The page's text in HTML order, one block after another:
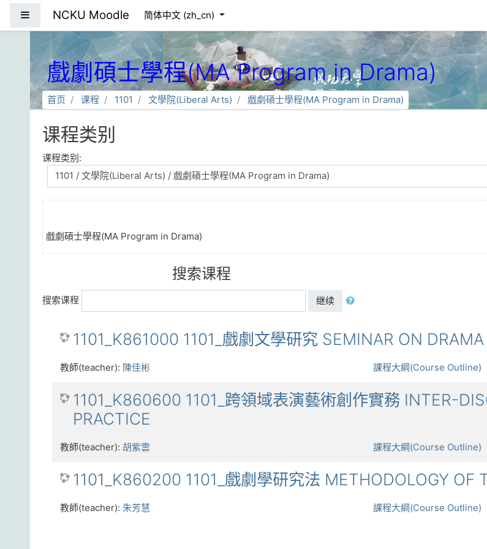
停靠面板NCKU Moodle 简体中文 ‎(zh_cn)‎
戲劇碩士學程(MA Program in Drama)
首页 课程 1101 文學院(Liberal Arts) 戲劇碩士學程(MA Program in Drama)
课程类别
课程类别:
戲劇碩士學程(MA Program in Drama)
搜索课程
搜索课程 继续
1101_K861000 1101_戲劇文學研究 SEMINAR ON
課程大綱(Course Outline)
教師(teacher): 陳佳彬
1101_K860600 1101_跨領域表演藝術創作實務 INTER-
PRACTICE
課程大綱(Course Outline)
教師(teacher): 胡紫雲
1101_K860200 1101_戲劇學研究法 METHODOLOGY OF
課程大綱(Course Outline)
教師(teacher): 朱芳慧